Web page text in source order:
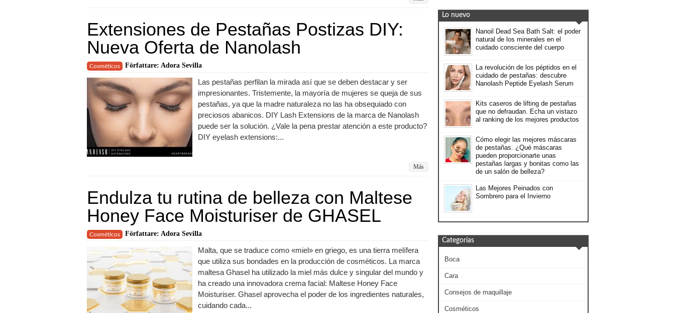
Extensiones de Pestañas Postizas DIY:
Nueva Oferta de Nanolash
Cosméticos Författare: Adora Sevilla
Las pestañas perfilan la mirada así que se deben destacar y ser
impresionantes. Tristemente, la mayoría de mujeres se queja de sus
pestañas, ya que la madre naturaleza no las ha obsequiado con
preciosos abanicos. DIY Lash Extensions de la marca de Nanolash
puede ser la solución. ¿Vale la pena prestar atención a este producto?
DIY eyelash extensions:...
Más
Endulza tu rutina de belleza con Maltese
Honey Face Moisturiser de GHASEL
Cosméticos Författare: Adora Sevilla
Malta, que se traduce como «miel» en griego, es una tierra melífera
que utiliza sus bondades en la producción de cosméticos. La marca
maltesa Ghasel ha utilizado la miel más dulce y singular del mundo y
ha creado una innovadora crema facial: Maltese Honey Face
Moisturiser. Ghasel aprovecha el poder de los ingredientes naturales,
cuidando cada...
Lo nuevo
Nanoil Dead Sea Bath Salt: el poder
natural de los minerales en el
cuidado consciente del cuerpo
La revolución de los péptidos en el
cuidado de pestañas: descubre
Nanolash Peptide Eyelash Serum
Kits caseros de lifting de pestañas
que no defraudan. Echa un vistazo
al ranking de los mejores productos
Cómo elegir las mejores máscaras
de pestañas. ¿Qué máscaras
pueden proporcionarte unas
pestañas largas y bonitas como las
de un salón de belleza?
Las Mejores Peinados con
Sombrero para el Invierno
Categorías
Boca
Cara
Consejos de maquillaje
Cosméticos